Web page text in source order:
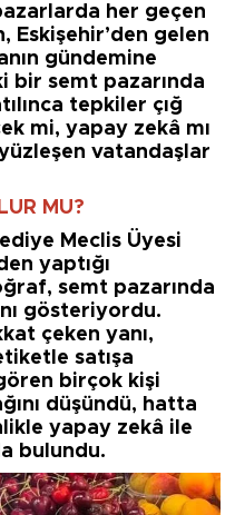
her geçen
Eskişehir’den gelen
gündemine
bir semt pazarında
tepkiler çığ
mi, yapay zekâ mı
vatandaşlar
MU?
Meclis Üyesi
yaptığı
semt pazarında
gösteriyordu.
çeken yanı,
satışa
gören birçok kişi
düşündü, hatta
yapay zekâ ile
bulundu.